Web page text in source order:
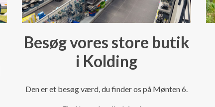
Besøg vores store butik
i Kolding
Den er et besøg værd, du finder os på Mønten 6.